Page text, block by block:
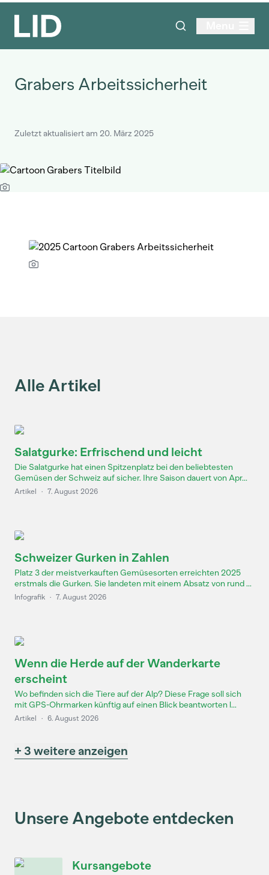
Grabers Arbeitssicherheit
Zuletzt aktualisiert am 20. März 2025
Alle Artikel
Salatgurke: Erfrischend und leicht
Die Salatgurke hat einen Spitzenplatz bei den beliebtesten
Gemüsen der Schweiz auf sicher. Ihre Saison dauert von Apr...
Artikel · 7. August 2026
Schweizer Gurken in Zahlen
Platz 3 der meistverkauften Gemüsesorten erreichten 2025
erstmals die Gurken. Sie landeten mit einem Absatz von rund ...
Infografik · 7. August 2026
Wenn die Herde auf der Wanderkarte
erscheint
Wo befinden sich die Tiere auf der Alp? Diese Frage soll sich
mit GPS-Ohrmarken künftig auf einen Blick beantworten l...
Artikel · 6. August 2026
+ 3 weitere anzeigen
Unsere Angebote entdecken
Kursangebote